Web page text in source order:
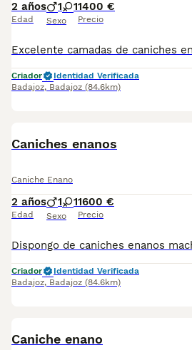
2 años
Edad
1 1
Sexo
1400 €
Precio
Criador
Identidad Verificada
Badajoz, Badajoz (84.6km)
Caniches enanos
Caniche Enano
2 años
Edad
1 1
Sexo
1600 €
Precio
Criador
Identidad Verificada
Badajoz, Badajoz (84.6km)
Caniche enano